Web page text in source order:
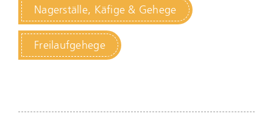
Nagerställe, Käfige & Gehege
Freilaufgehege